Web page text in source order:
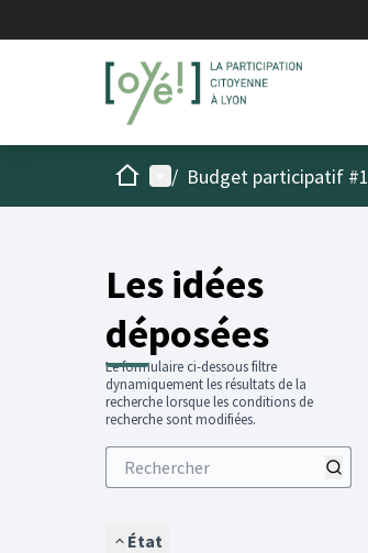
AccueilMenu principal
/ Budget participatif #1
Les idées
déposées
Le formulaire ci-dessous filtre
dynamiquement les résultats de la
recherche lorsque les conditions de
recherche sont modifiées.
État